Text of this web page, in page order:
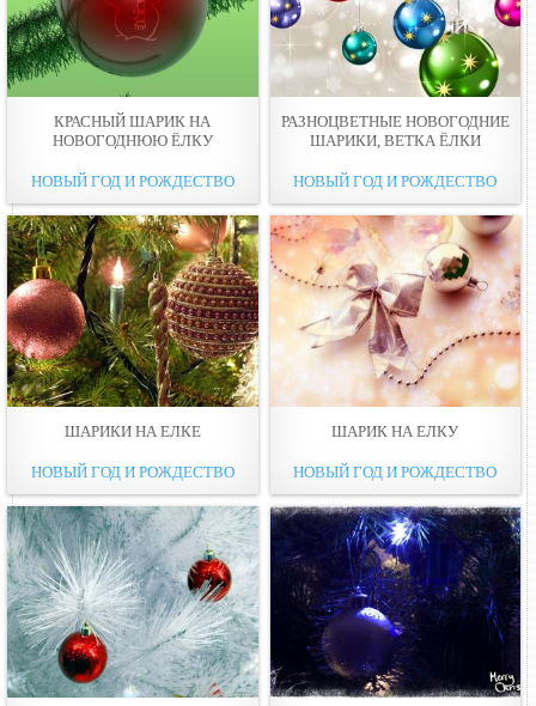
КРАСНЫЙ ШАРИК НА
НОВОГОДНЮЮ ЁЛКУ
НОВЫЙ ГОД И РОЖДЕСТВО
РАЗНОЦВЕТНЫЕ НОВОГОДНИЕ
ШАРИКИ, ВЕТКА ЁЛКИ
НОВЫЙ ГОД И РОЖДЕСТВО
ШАРИКИ НА ЕЛКЕ
НОВЫЙ ГОД И РОЖДЕСТВО
ШАРИК НА ЕЛКУ
НОВЫЙ ГОД И РОЖДЕСТВО